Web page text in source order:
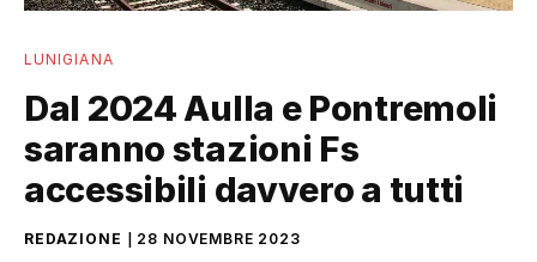
LUNIGIANA
Dal 2024 Aulla e Pontremoli
saranno stazioni Fs
accessibili davvero a tutti
REDAZIONE 28 NOVEMBRE 2023